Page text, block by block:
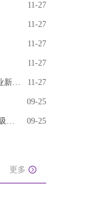
11-27
11-27
11-27
11-27
年轻人悄然转向制造业：就业新趋势折射产业新动向 11-27
09-25
两部门联合开展线上专场活动 发挥社会组织吸纳就 09-25
更多